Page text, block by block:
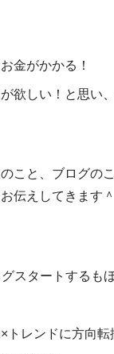
金がかかる！
欲しい！と思い
こと、ブログの
伝えしてきます
グスタートするも
トレンドに方向転